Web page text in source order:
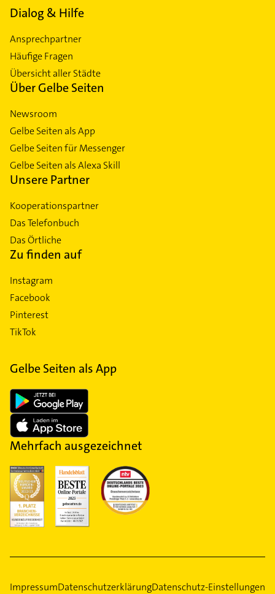
Dialog & Hilfe
Ansprechpartner
Häufige Fragen
Übersicht aller Städte
Über Gelbe Seiten
Newsroom
Gelbe Seiten als App
Gelbe Seiten für Messenger
Gelbe Seiten als Alexa Skill
Unsere Partner
Kooperationspartner
Das Telefonbuch
Das Örtliche
Zu finden auf
Instagram
Facebook
Pinterest
TikTok
Gelbe Seiten als App
Mehrfach ausgezeichnet
ImpressumDatenschutzerklärungDatenschutz-Einstellungen